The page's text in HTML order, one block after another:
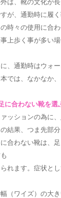
は、靴の文化が
が、通勤時に履
時々の使用に合
上歩く事が多い
、通勤時はウォ
では、なかなか
に合わない靴を選
ッションの為に
結果、つま先部
合わない靴は、
れます。症状と
（ワイズ）の大